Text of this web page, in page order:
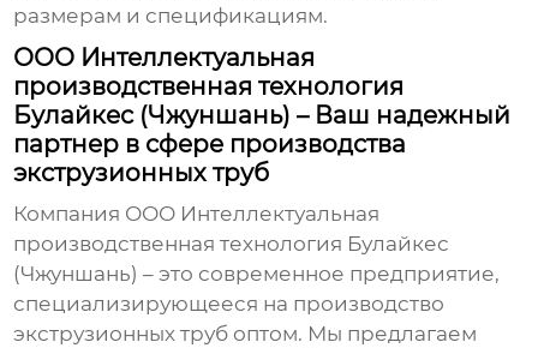
размерам и спецификациям.
ООО Интеллектуальная
производственная технология
Булайкес (Чжуншань) – Ваш надежный
партнер в сфере производства
экструзионных труб
Компания ООО Интеллектуальная
производственная технология Булайкес
(Чжуншань) – это современное предприятие,
специализирующееся на производство
экструзионных труб оптом. Мы предлагаем